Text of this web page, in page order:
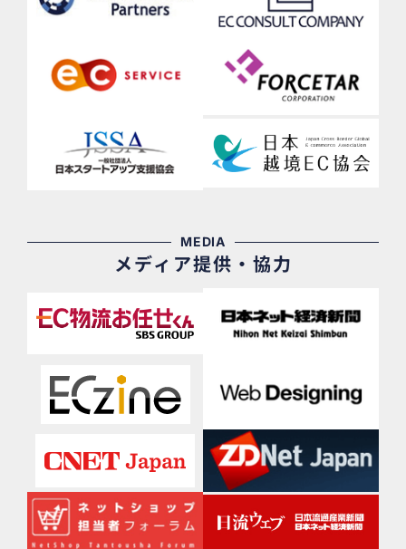
MEDIA
メディア提供・協力